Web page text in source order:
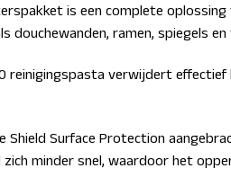
is een complete
douchewanden, ramen, spiegels en
reinigingspasta verwijdert
Shield Surface Protection
minder snel, waardoor het